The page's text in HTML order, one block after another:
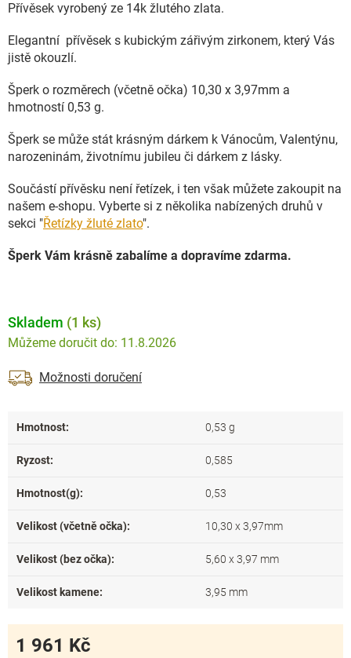
Přívěsek vyrobený ze 14k žlutého zlata.
Elegantní přívěsek s kubickým zářivým zirkonem, který Vás
jistě okouzlí.
Šperk o rozměrech (včetně očka) 10,30 x 3,97mm a
hmotností 0,53 g.
Šperk se může stát krásným dárkem k Vánocům, Valentýnu,
narozeninám, životnímu jubileu či dárkem z lásky.
Součástí přívěsku není řetízek, i ten však můžete zakoupit na
našem e-shopu. Vyberte si z několika nabízených druhů v
sekci "Řetízky žluté zlato".
Šperk Vám krásně zabalíme a dopravíme zdarma.
Skladem (1 ks)
11.8.2026
Možnosti doručení
1 961 Kč
Hmotnost: 0,53 g
Ryzost: 0,585
Hmotnost(g): 0,53
Velikost (včetně očka): 10,30 x 3,97mm
Velikost (bez očka): 5,60 x 3,97 mm
Velikost kamene: 3,95 mm